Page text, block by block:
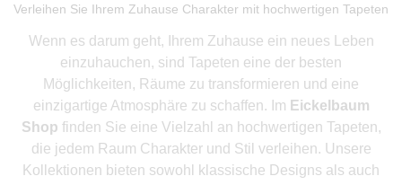
Verleihen Sie Ihrem Zuhause Charakter mit hochwertigen Tapeten
Wenn es darum geht, Ihrem Zuhause ein neues Leben
einzuhauchen, sind Tapeten eine der besten
Möglichkeiten, Räume zu transformieren und eine
einzigartige Atmosphäre zu schaffen. Im Eickelbaum
Shop finden Sie eine Vielzahl an hochwertigen Tapeten,
die jedem Raum Charakter und Stil verleihen. Unsere
Kollektionen bieten sowohl klassische Designs als auch